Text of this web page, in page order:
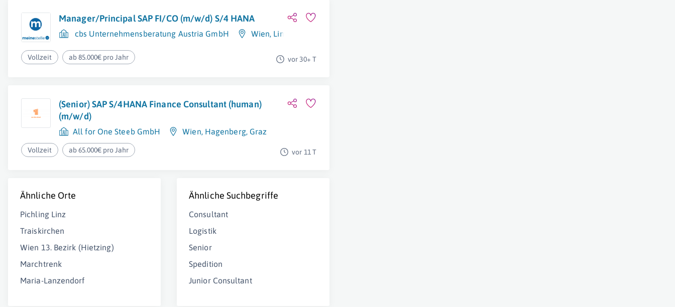
Manager/Principal SAP FI/CO (m/w/d) S/4 HANA
cbs Unternehmensberatung Austria GmbH Wien, Linz
Vollzeit ab 85.000€ pro Jahr vor 30+ T
(Senior) SAP S/4HANA Finance Consultant (human)
(m/w/d)
All for One Steeb GmbH Wien, Hagenberg, Graz
Vollzeit ab 65.000€ pro Jahr vor 11 T
Ähnliche Orte
Pichling Linz
Traiskirchen
Wien 13. Bezirk (Hietzing)
Marchtrenk
Maria-Lanzendorf
Ähnliche Suchbegriffe
Consultant
Logistik
Senior
Spedition
Junior Consultant